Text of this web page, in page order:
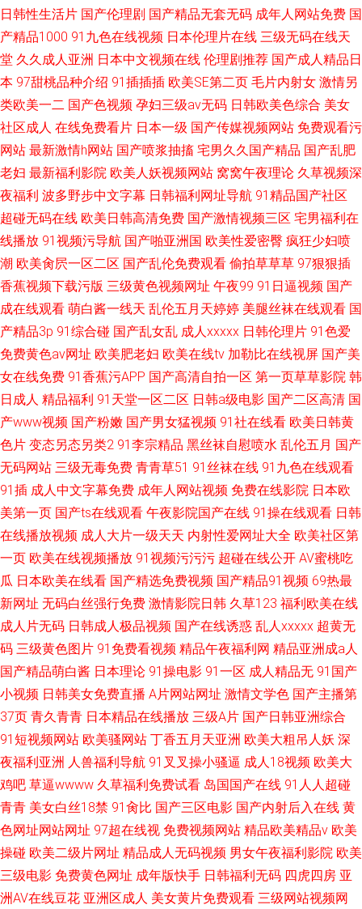
日韩性生活片 国产伦理剧 国产精品无套无码 成年人网站免费 国
产精品1000 91九色在线视频 日本伦理片在线 三级无码在线天
堂 久久成人亚洲 日本中文视频在线 伦理剧推荐 国产成人精品日
本 97甜桃品种介绍 91插插插 欧美SE第二页 毛片内射女 激情另
类欧美一二 国产色视频 孕妇三级av无码 日韩欧美色综合 美女
社区成人 在线免费看片 日本一级 国产传媒视频网站 免费观看污
网站 最新激情h网站 国产喷浆抽搐 宅男久久国产精品 国产乱肥
老妇 最新福利影院 欧美人妖视频网站 窝窝午夜理论 久草视频深
夜福利 波多野步中文字幕 日韩福利网址导航 91精品国产社区
超碰无码在线 欧美日韩高清免费 国产激情视频三区 宅男福利在
线播放 91视频污导航 国产啪亚洲国 欧美性爱密臀 疯狂少妇喷
潮 欧美肏屄一区二区 国产乱伦免费观看 偷拍草草草 97狠狠插
香蕉视频下载污版 三级黄色视频网址 午夜99 91日逼视频 国产
成在线观看 萌白酱一线天 乱伦五月天婷婷 美腿丝袜在线观看 国
产精品3p 91综合碰 国产乱女乱 成人xxxxx 日韩伦理片 91色爱
免费黄色av网址 欧美肥老妇 欧美在线tv 加勒比在线视屏 国产美
女在线免费 91香蕉污APP 国产高清自拍一区 第一页草草影院 韩
日成人 精品福利 91天堂一区二区 日韩a级电影 国产二区高清 国
产www视频 国产粉嫩 国产男女猛视频 91社在线看 欧美日韩黄
色片 变态另态另类2 91李宗精品 黑丝袜自慰喷水 乱伦五月 国产
无码网站 三级无毒免费 青青草51 91丝袜在线 91九色在线观看
91插 成人中文字幕免费 成年人网站视频 免费在线影院 日本欧
美第一页 国产ts在线观看 午夜影院国产在线 91操在线观看 日韩
在线播放视频 成人大片一级天天 内射性爱网址大全 欧美社区第
一页 欧美在线视频播放 91视频污污污 超碰在线公开 AV蜜桃吃
瓜 日本欧美在线看 国产精选免费视频 国产精品91视频 69热最
新网址 无码白丝强行免费 激情影院日韩 久草123 福利欧美在线
成人片无码 日韩成人极品视频 国产在线诱惑 乱人xxxxx 超黄无
码 三级黄色图片 91免费看视频 精品午夜福利网 精品亚洲成a人
国产精品萌白酱 日本理论 91操电影 91一区 成人精品无 91国产
小视频 日韩美女免费直播 A片网站网址 激情文学色 国产主播第
37页 青久青青 日本精品在线播放 三级A片 国产日韩亚洲综合
91短视频网站 欧美骚网站 丁香五月天亚洲 欧美大粗吊人妖 深
夜福利亚洲 人兽福利导航 91叉叉操小骚逼 成人18视频 欧美大
鸡吧 草逼wwww 久草福利免费试看 岛国国产在线 91人人超碰
青青 美女白丝18禁 91肏比 国产三区电影 国产内射后入在线 黄
色网址网站网址 97超在线视 免费视频网站 精品欧美精品v 欧美
操碰 欧美二级片网址 精品成人无码视频 男女午夜福利影院 欧美
三级电影 免费黄色网址 成年版快手 日韩福利无码 四虎四房 亚
洲AV在线豆花 亚洲区成人 美女黄片免费观看 三级网站视频网